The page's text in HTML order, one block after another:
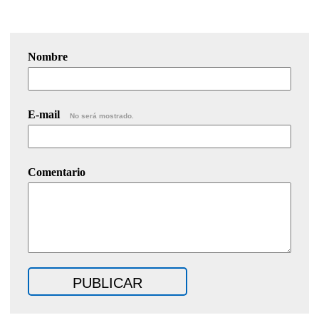
Nombre
E-mail No será mostrado.
Comentario